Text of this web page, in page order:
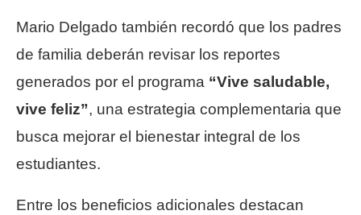
Mario Delgado también recordó que los padres
de familia deberán revisar los reportes
generados por el programa “Vive saludable,
vive feliz”, una estrategia complementaria que
busca mejorar el bienestar integral de los
estudiantes.
Entre los beneficios adicionales destacan